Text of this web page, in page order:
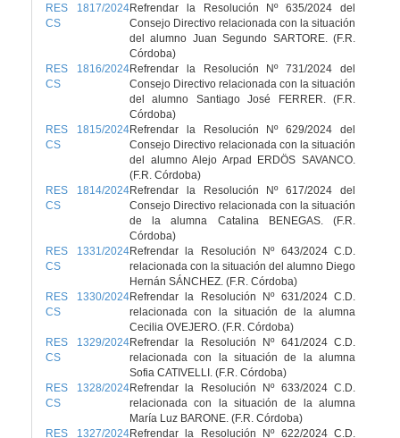
RES 1817/2024
CS
Refrendar la Resolución Nº 635/2024 del
Consejo Directivo relacionada con la situación
del alumno Juan Segundo SARTORE. (F.R.
Córdoba)
RES 1816/2024
CS
Refrendar la Resolución Nº 731/2024 del
Consejo Directivo relacionada con la situación
del alumno Santiago José FERRER. (F.R.
Córdoba)
RES 1815/2024
CS
Refrendar la Resolución Nº 629/2024 del
Consejo Directivo relacionada con la situación
del alumno Alejo Arpad ERDÖS SAVANCO.
(F.R. Córdoba)
RES 1814/2024
CS
Refrendar la Resolución Nº 617/2024 del
Consejo Directivo relacionada con la situación
de la alumna Catalina BENEGAS. (F.R.
Córdoba)
RES 1331/2024
CS
Refrendar la Resolución Nº 643/2024 C.D.
relacionada con la situación del alumno Diego
Hernán SÁNCHEZ. (F.R. Córdoba)
RES 1330/2024
CS
Refrendar la Resolución Nº 631/2024 C.D.
relacionada con la situación de la alumna
Cecilia OVEJERO. (F.R. Córdoba)
RES 1329/2024
CS
Refrendar la Resolución Nº 641/2024 C.D.
relacionada con la situación de la alumna
Sofia CATIVELLI. (F.R. Córdoba)
RES 1328/2024
CS
Refrendar la Resolución Nº 633/2024 C.D.
relacionada con la situación de la alumna
María Luz BARONE. (F.R. Córdoba)
RES 1327/2024Refrendar la Resolución Nº 622/2024 C.D.